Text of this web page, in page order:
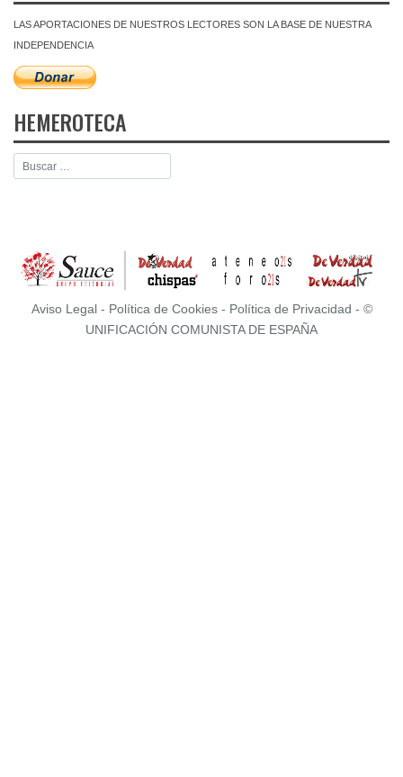
LAS APORTACIONES DE NUESTROS LECTORES SON LA BASE DE NUESTRA
INDEPENDENCIA
HEMEROTECA
Aviso Legal - Política de Cookies- Política de Privacidad - ©
UNIFICACIÓN COMUNISTA DE ESPAÑA